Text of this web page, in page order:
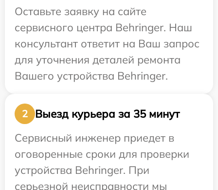
Оставьте заявку на сайте
сервисного центра Behringer. Наш
консультант ответит на Ваш запрос
для уточнения деталей ремонта
Вашего устройства Behringer.
2
Выезд курьера за 35 минут
Сервисный инженер приедет в
оговоренные сроки для проверки
устройства Behringer. При
серьезной неисправности мы